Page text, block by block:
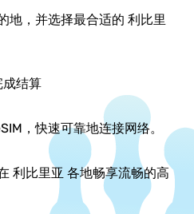
地，并选择最合适的 利比里
成结算
，快速可靠地连接网络。
利比里亚 各地畅享流畅的高